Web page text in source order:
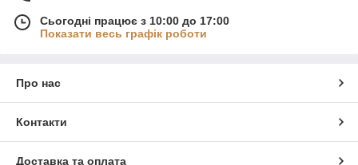
Сьогодні працює з 10:00 до 17:00
Показати весь графік роботи
Про нас
Контакти
Доставка та оплата